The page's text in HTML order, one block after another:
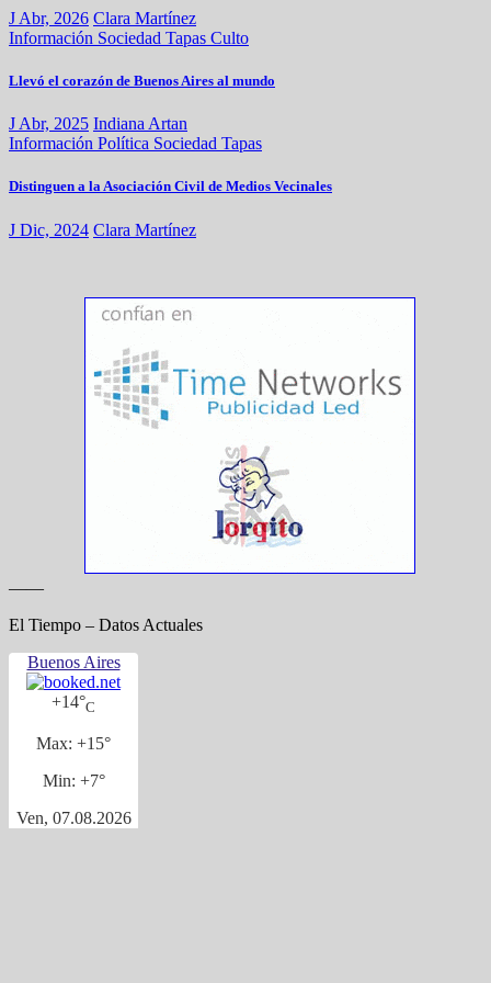
J Abr, 2026 Clara Martínez
Información Sociedad Tapas Culto
Llevó el corazón de Buenos Aires al mundo
J Abr, 2025 Indiana Artan
Información Política Sociedad Tapas
Distinguen a la Asociación Civil de Medios Vecinales
J Dic, 2024 Clara Martínez
——
El Tiempo – Datos Actuales
Buenos Aires
+14°C
Max: +15°
Min: +7°
Ven, 07.08.2026